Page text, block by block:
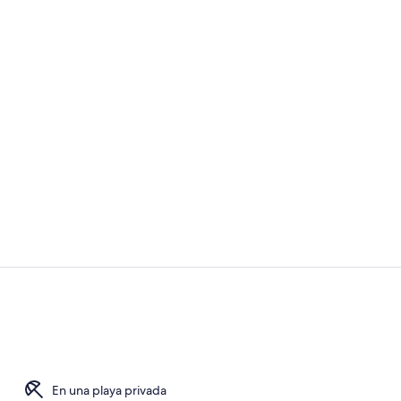
Villa Royal
En una playa privada